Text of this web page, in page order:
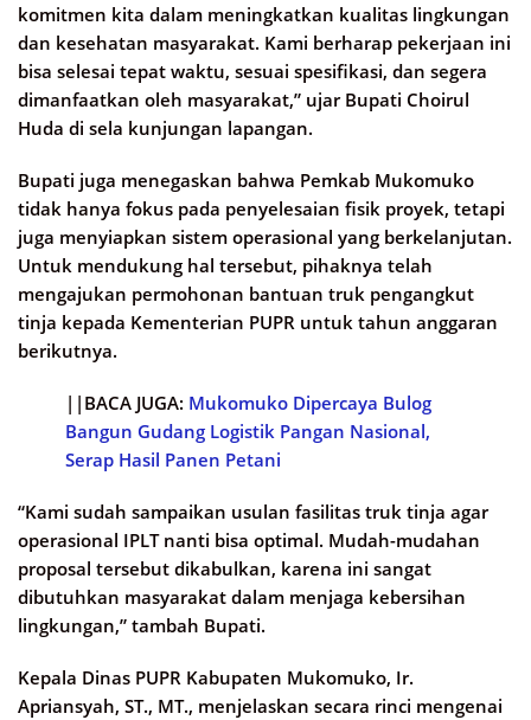
komitmen kita dalam meningkatkan kualitas lingkungan
dan kesehatan masyarakat. Kami berharap pekerjaan ini
bisa selesai tepat waktu, sesuai spesifikasi, dan segera
dimanfaatkan oleh masyarakat,” ujar Bupati Choirul
Huda di sela kunjungan lapangan.
Bupati juga menegaskan bahwa Pemkab Mukomuko
tidak hanya fokus pada penyelesaian fisik proyek, tetapi
juga menyiapkan sistem operasional yang berkelanjutan.
Untuk mendukung hal tersebut, pihaknya telah
mengajukan permohonan bantuan truk pengangkut
tinja kepada Kementerian PUPR untuk tahun anggaran
berikutnya.
||BACA JUGA: Mukomuko Dipercaya Bulog
Bangun Gudang Logistik Pangan Nasional,
Serap Hasil Panen Petani
“Kami sudah sampaikan usulan fasilitas truk tinja agar
operasional IPLT nanti bisa optimal. Mudah-mudahan
proposal tersebut dikabulkan, karena ini sangat
dibutuhkan masyarakat dalam menjaga kebersihan
lingkungan,” tambah Bupati.
Kepala Dinas PUPR Kabupaten Mukomuko, Ir.
Apriansyah, ST., MT., menjelaskan secara rinci mengenai